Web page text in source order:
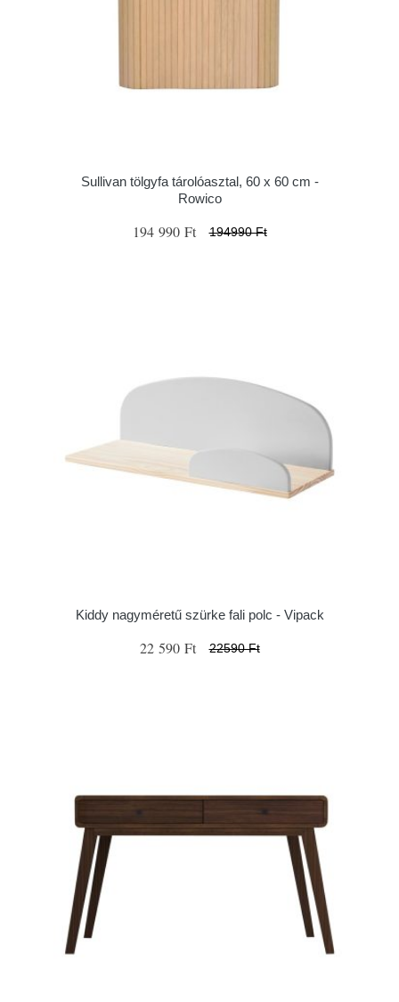
Sullivan tölgyfa tárolóasztal, 60 x 60 cm -
Rowico
194 990 Ft 194990 Ft
Kiddy nagyméretű szürke fali polc - Vipack
22 590 Ft 22590 Ft